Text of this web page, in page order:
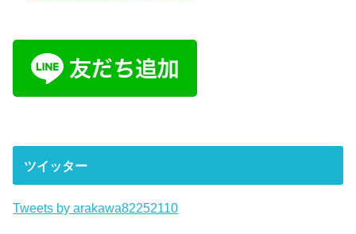
ツイッター
Tweets by arakawa82252110